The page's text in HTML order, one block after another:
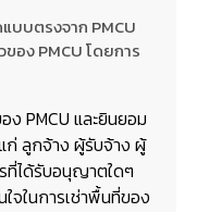
บตรงจาก PMCU
อง PMCU โดยการ
ง PMCU และยินยอม
ก่ ลูกจ้าง ผู้รับจ้าง ผู้
ที่ได้รับอนุญาตใดๆ
จในการเช่าพื้นที่ของ